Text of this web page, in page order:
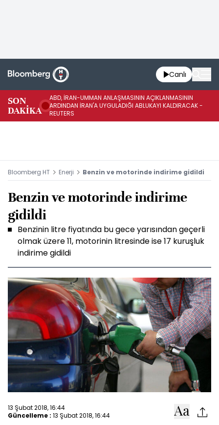
Canlı
SON
DAKİKA
ABD, İRAN-UMMAN ANLAŞMASININ AÇIKLANMASININ
ARDINDAN İRAN'A UYGULADIĞI ABLUKAYI KALDIRACAK -
REUTERS
Bloomberg HT Enerji Benzin ve motorinde indirime gidildi
Benzin ve motorinde indirime
gidildi
Benzinin litre fiyatında bu gece yarısından geçerli
olmak üzere 11, motorinin litresinde ise 17 kuruşluk
indirime gidildi
13 Şubat 2018, 16:44
Güncelleme : 13 Şubat 2018, 16:44